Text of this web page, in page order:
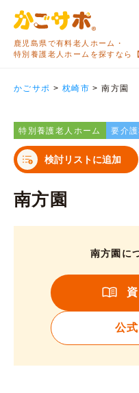
鹿児島県で有料老人ホーム・
特別養護老人ホームを探すなら
かごサポ > 枕崎市 >南方園
特別養護老人ホーム 要介護
検討リストに追加
南方園
南方園に
公